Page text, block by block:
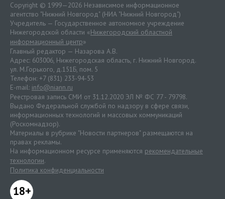
Copyright © 1999—2026 Независимое информационное
агентство "Нижний Новгород" (НИА "Нижний Новгород")
Учредитель — Государственное автономное учреждение
Нижегородской области «Нижегородский областной
информационный центр»
Главный редактор — Назарова А.В.
Адрес: 603006, Нижегородская область, г. Нижний Новгород.
ул. М.Горького, д.151Б, пом. 5
Телефон: +7 (831) 233-94-53
E-mail: info@niann.ru
Реестровая запись СМИ от 31.12.2020 ЭЛ № ФС 77 - 79798.
Выдано Федеральной службой по надзору в сфере связи,
информационных технологий и массовых коммуникаций
(Роскомнадзор).
Материалы в рубрике "Новости партнеров" размещаются на
правах рекламы.
На информационном ресурсе применяются рекомендательные
технологии.
Политика конфиденциальности
18+